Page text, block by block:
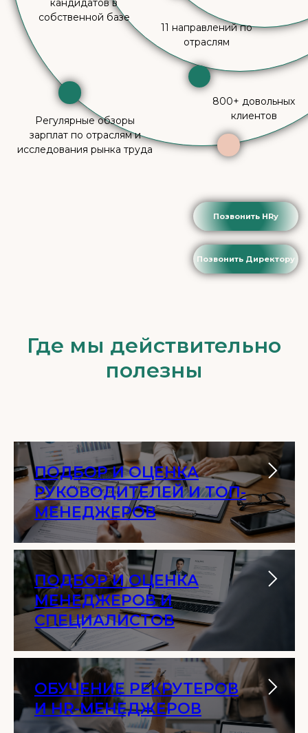
Где мы действительно
полезны
ПОДБОР И ОЦЕНКА
РУКОВОДИТЕЛЕЙ И ТОП-
МЕНЕДЖЕРОВ
ПОДБОР И ОЦЕНКА
МЕНЕДЖЕРОВ И
СПЕЦИАЛИСТОВ
ОБУЧЕНИЕ РЕКРУТЕРОВ
И HR-МЕНЕДЖЕРОВ